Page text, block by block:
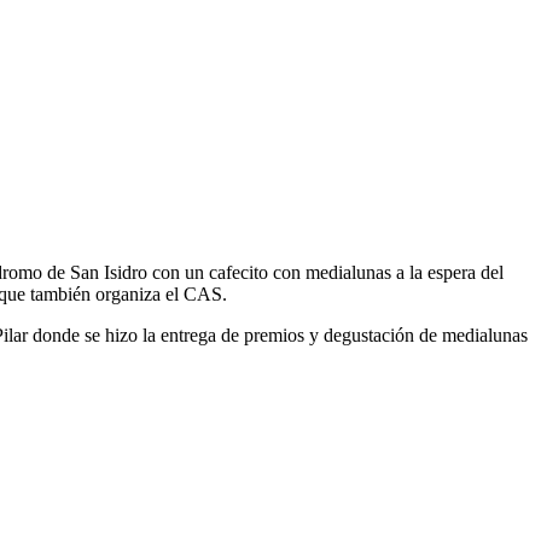
de San Isidro con un cafecito con medialunas a la espera del
también organiza el CAS.
donde se hizo la entrega de premios y degustación de medialunas